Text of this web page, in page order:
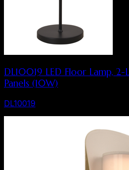
DL10019 LED Floor Lamp,
Panels (10W)
DL10019